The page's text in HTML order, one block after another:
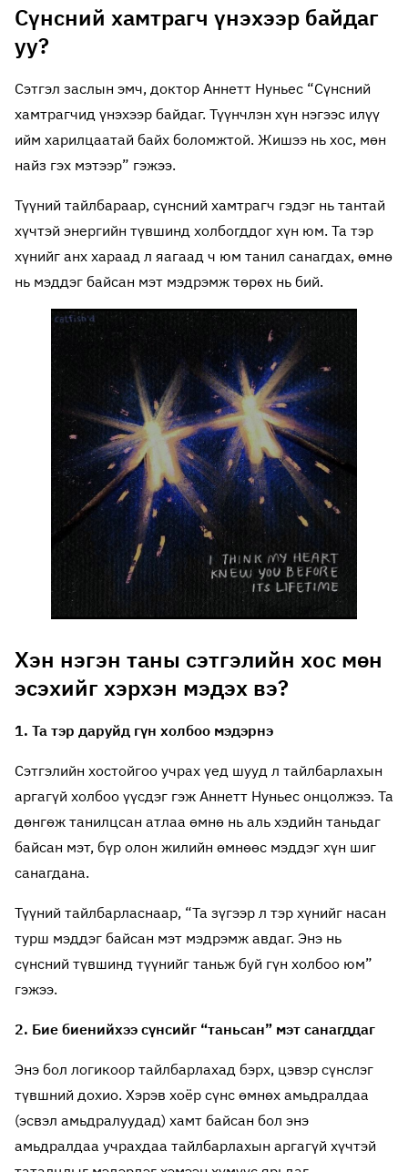
Сүнсний хамтрагч үнэхээр байдаг
уу?
Сэтгэл заслын эмч, доктор Аннетт Нуньес “Сүнсний
хамтрагчид үнэхээр байдаг. Түүнчлэн хүн нэгээс илүү
ийм харилцаатай байх боломжтой. Жишээ нь хос, мөн
найз гэх мэтээр” гэжээ.
Түүний тайлбараар, сүнсний хамтрагч гэдэг нь тантай
хүчтэй энергийн түвшинд холбогддог хүн юм. Та тэр
хүнийг анх хараад л яагаад ч юм танил санагдах, өмнө
нь мэддэг байсан мэт мэдрэмж төрөх нь бий.
Хэн нэгэн таны сэтгэлийн хос мөн
эсэхийг хэрхэн мэдэх вэ?
1. Та тэр даруйд гүн холбоо мэдэрнэ
Сэтгэлийн хостойгоо учрах үед шууд л тайлбарлахын
аргагүй холбоо үүсдэг гэж Аннетт Нуньес онцолжээ. Та
дөнгөж танилцсан атлаа өмнө нь аль хэдийн таньдаг
байсан мэт, бүр олон жилийн өмнөөс мэддэг хүн шиг
санагдана.
Түүний тайлбарласнаар, “Та зүгээр л тэр хүнийг насан
турш мэддэг байсан мэт мэдрэмж авдаг. Энэ нь
сүнсний түвшинд түүнийг таньж буй гүн холбоо юм”
гэжээ.
2. Бие биенийхээ сүнсийг “таньсан” мэт санагддаг
Энэ бол логикоор тайлбарлахад бэрх, цэвэр сүнслэг
түвшний дохио. Хэрэв хоёр сүнс өмнөх амьдралдаа
(эсвэл амьдралуудад) хамт байсан бол энэ
амьдралдаа учрахдаа тайлбарлахын аргагүй хүчтэй